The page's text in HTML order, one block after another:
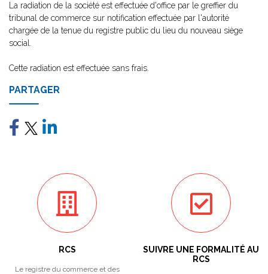
La radiation de la société est effectuée d'office par le greffier du
tribunal de commerce sur notification effectuée par l'autorité
chargée de la tenue du registre public du lieu du nouveau siège
social.
Cette radiation est effectuée sans frais.
PARTAGER
RCS
Le registre du commerce et des
SUIVRE UNE FORMALITÉ AU
RCS